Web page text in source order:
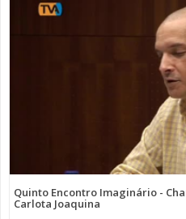
Quinto Encontro Imaginário -
Carlota Joaquina